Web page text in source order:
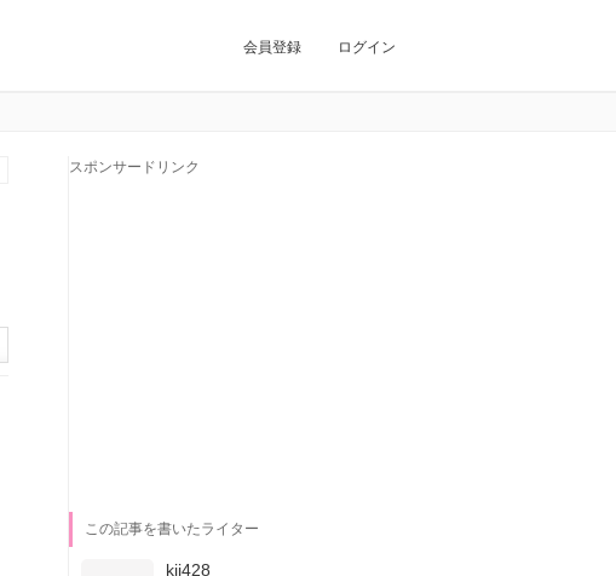
会員登録 ログイン
スポンサードリンク
この記事を書いたライター
kii428